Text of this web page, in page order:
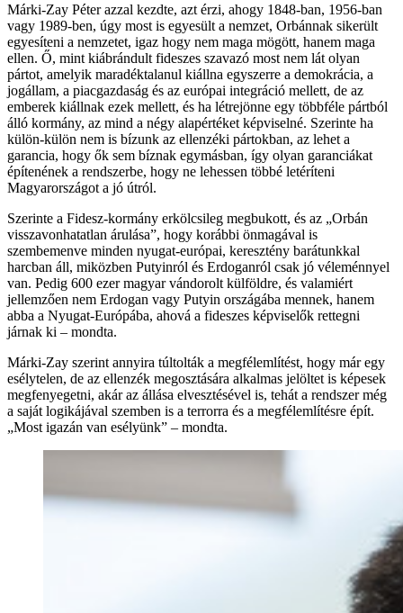
Márki-Zay Péter azzal kezdte, azt érzi, ahogy 1848-ban, 1956-ban
vagy 1989-ben, úgy most is egyesült a nemzet, Orbánnak sikerült
egyesíteni a nemzetet, igaz hogy nem maga mögött, hanem maga
ellen. Ő, mint kiábrándult fideszes szavazó most nem lát olyan
pártot, amelyik maradéktalanul kiállna egyszerre a demokrácia, a
jogállam, a piacgazdaság és az európai integráció mellett, de az
emberek kiállnak ezek mellett, és ha létrejönne egy többféle pártból
álló kormány, az mind a négy alapértéket képviselné. Szerinte ha
külön-külön nem is bízunk az ellenzéki pártokban, az lehet a
garancia, hogy ők sem bíznak egymásban, így olyan garanciákat
építenének a rendszerbe, hogy ne lehessen többé letéríteni
Magyarországot a jó útról.
Szerinte a Fidesz-kormány erkölcsileg megbukott, és az „Orbán
visszavonhatatlan árulása”, hogy korábbi önmagával is
szembemenve minden nyugat-európai, keresztény barátunkkal
harcban áll, miközben Putyinról és Erdoganról csak jó véleménnyel
van. Pedig 600 ezer magyar vándorolt külföldre, és valamiért
jellemzően nem Erdogan vagy Putyin országába mennek, hanem
abba a Nyugat-Európába, ahová a fideszes képviselők rettegni
járnak ki – mondta.
Márki-Zay szerint annyira túltolták a megfélemlítést, hogy már egy
esélytelen, de az ellenzék megosztására alkalmas jelöltet is képesek
megfenyegetni, akár az állása elvesztésével is, tehát a rendszer még
a saját logikájával szemben is a terrorra és a megfélemlítésre épít.
„Most igazán van esélyünk” – mondta.